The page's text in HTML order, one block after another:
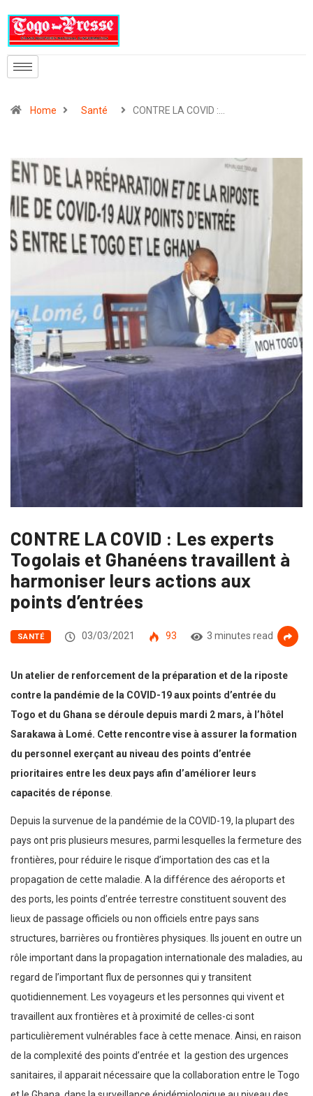
Home Santé CONTRE LA COVID :…
CONTRE LA COVID : Les experts
Togolais et Ghanéens travaillent à
harmoniser leurs actions aux
points d’entrées
SANTÉ 03/03/2021 93 3 minutes read
Un atelier de renforcement de la préparation et de la riposte
contre la pandémie de la COVID-19 aux points d’entrée du
Togo et du Ghana se déroule depuis mardi 2 mars, à l’hôtel
Sarakawa à Lomé. Cette rencontre vise à assurer la formation
du personnel exerçant au niveau des points d’entrée
prioritaires entre les deux pays afin d’améliorer leurs
capacités de réponse.
Depuis la survenue de la pandémie de la COVID-19, la plupart des
pays ont pris plusieurs mesures, parmi lesquelles la fermeture des
frontières, pour réduire le risque d’importation des cas et la
propagation de cette maladie. A la différence des aéroports et
des ports, les points d’entrée terrestre constituent souvent des
lieux de passage officiels ou non officiels entre pays sans
structures, barrières ou frontières physiques. Ils jouent en outre un
rôle important dans la propagation internationale des maladies, au
regard de l’important flux de personnes qui y transitent
quotidiennement. Les voyageurs et les personnes qui vivent et
travaillent aux frontières et à proximité de celles-ci sont
particulièrement vulnérables face à cette menace. Ainsi, en raison
de la complexité des points d’entrée et la gestion des urgences
sanitaires, il apparait nécessaire que la collaboration entre le Togo